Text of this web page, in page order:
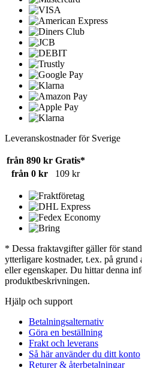
Leveranskostnader för Sverige
från 890 kr Gratis*
från 0 kr
109 kr
* Dessa fraktavgifter gäller för
ytterligare kostnader, t.ex. på
eller egenskaper. Du hittar denna
produktbeskrivningen.
Hjälp och support
Betalningsalternativ
Göra en beställning
Frakt och leverans
Så här använder du ditt konto
Returer & återbetalningar